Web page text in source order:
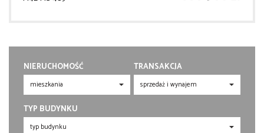
NIERUCHOMOŚĆ TRANSAKCJA
TYP BUDYNKU